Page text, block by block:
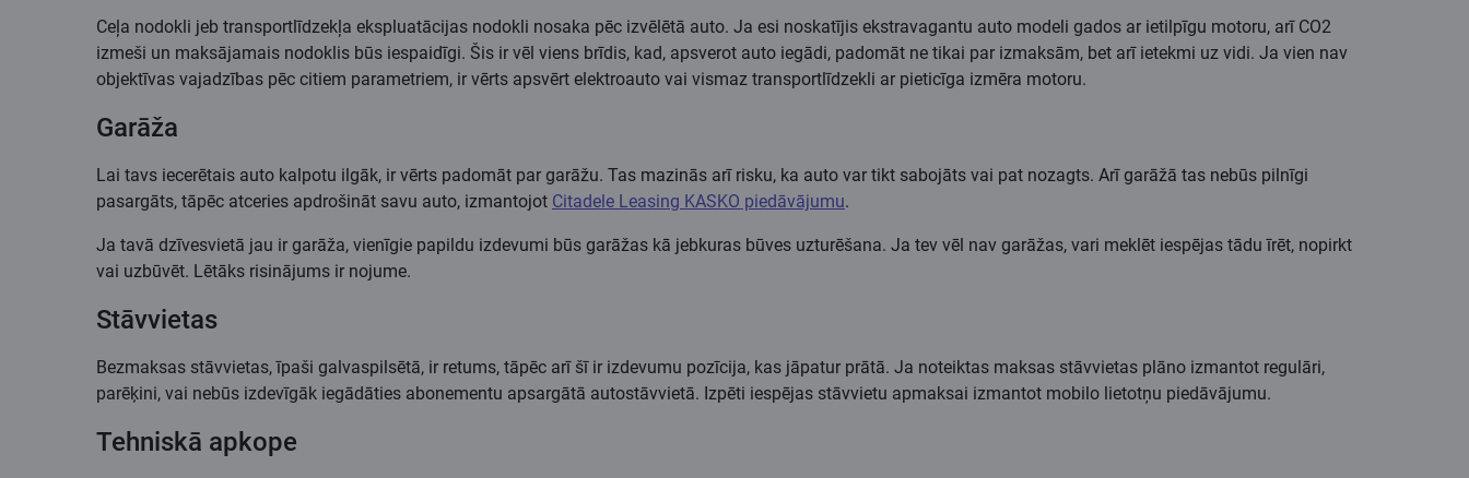
Ceļa nodokli jeb transportlīdzekļa ekspluatācijas nodokli nosaka pēc izvēlētā auto. Ja esi noskatījis ekstravagantu auto modeli gados ar ietilpīgu motoru, arī CO2
izmeši un maksājamais nodoklis būs iespaidīgi. Šis ir vēl viens brīdis, kad, apsverot auto iegādi, padomāt ne tikai par izmaksām, bet arī ietekmi uz vidi. Ja vien nav
objektīvas vajadzības pēc citiem parametriem, ir vērts apsvērt elektroauto vai vismaz transportlīdzekli ar pieticīga izmēra motoru.
Garāža
Lai tavs iecerētais auto kalpotu ilgāk, ir vērts padomāt par garāžu. Tas mazinās arī risku, ka auto var tikt sabojāts vai pat nozagts. Arī garāžā tas nebūs pilnīgi
pasargāts, tāpēc atceries apdrošināt savu auto, izmantojot Citadele Leasing KASKO piedāvājumu.
Ja tavā dzīvesvietā jau ir garāža, vienīgie papildu izdevumi būs garāžas kā jebkuras būves uzturēšana. Ja tev vēl nav garāžas, vari meklēt iespējas tādu īrēt, nopirkt
vai uzbūvēt. Lētāks risinājums ir nojume.
Stāvvietas
Bezmaksas stāvvietas, īpaši galvaspilsētā, ir retums, tāpēc arī šī ir izdevumu pozīcija, kas jāpatur prātā. Ja noteiktas maksas stāvvietas plāno izmantot regulāri,
parēķini, vai nebūs izdevīgāk iegādāties abonementu apsargātā autostāvvietā. Izpēti iespējas stāvvietu apmaksai izmantot mobilo lietotņu piedāvājumu.
Tehniskā apkope